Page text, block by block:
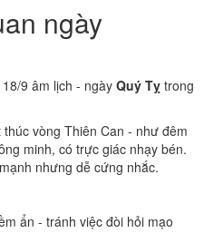
ngày
9 âm lịch - ngày Quý Tỵ trong
thúc vòng Thiên Can - như đêm
minh, có trực giác nhạy bén.
nhưng dễ cứng nhắc.
ẩn - tránh việc đòi hỏi mạo